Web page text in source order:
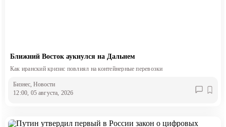
Ближний Восток аукнулся на Дальнем
Как иранский кризис повлиял на контейнерные перевозки
Бизнес, Новости
12:00, 05 августа, 2026